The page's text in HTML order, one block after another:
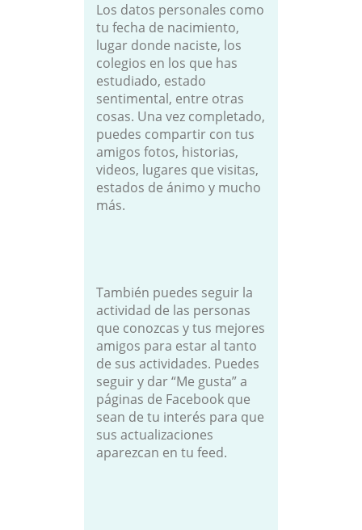
Los datos personales como
tu fecha de nacimiento,
lugar donde naciste, los
colegios en los que has
estudiado, estado
sentimental, entre otras
cosas. Una vez completado,
puedes compartir con tus
amigos fotos, historias,
videos, lugares que visitas,
estados de ánimo y mucho
más.
También puedes seguir la
actividad de las personas
que conozcas y tus mejores
amigos para estar al tanto
de sus actividades. Puedes
seguir y dar “Me gusta” a
páginas de Facebook que
sean de tu interés para que
sus actualizaciones
aparezcan en tu feed.